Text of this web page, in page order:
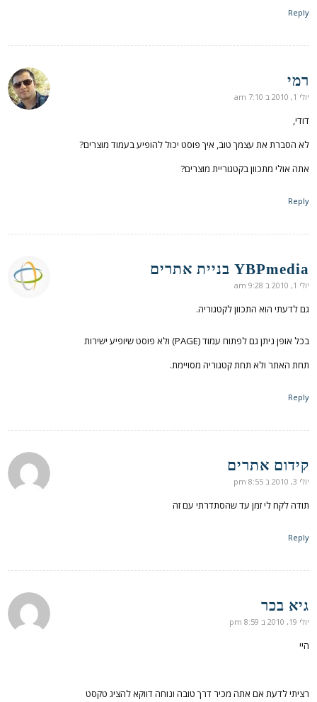
Reply
רמי
אומר:יולי 1, 2010 ב 7:10 am
דודי,
לא הסברת את עצמך טוב, איך פוסט יכול להופיע בעמוד מוצרים?
אתה אולי מתכוון בקטגוריית מוצרים?
Reply
YBPmedia בניית אתרים
אומר:יולי 1, 2010 ב 9:28 am
גם לדעתי הוא התכוון לקטגוריה.
בכל אופן ניתן גם לפתוח עמוד (PAGE) ולא פוסט שיופיע ישירות
תחת האתר ולא תחת קטגוריה מסויימת.
Reply
קידום אתרים
אומר:יולי 3, 2010 ב 8:55 pm
תודה לקח לי זמן עד שהסתדרתי עם זה
Reply
גיא בכר
אומר:יולי 19, 2010 ב 8:59 pm
היי
רציתי לדעת אם אתה מכיר דרך טובה ונוחה דווקא להציג טקסט